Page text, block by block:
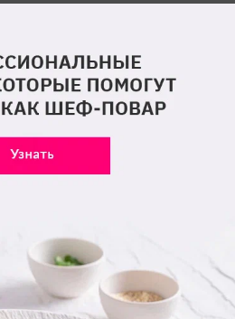
влаги, такая плесень
на вид пищу.
обязательно нужно